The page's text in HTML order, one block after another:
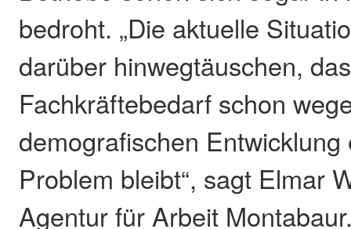
bedroht. „Die aktuelle
darüber hinwegtäuschen,
Fachkräftebedarf schon
demografischen
Problem bleibt“, sagt Elmar
Agentur für Arbeit